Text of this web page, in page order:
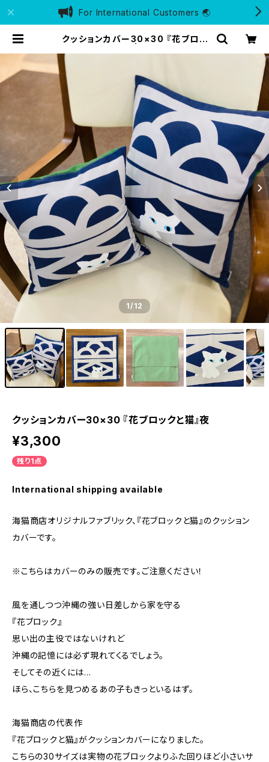
For International Customers 🌏
クッションカバー30×30 『花ブロッ
1/12
クッションカバー30×30 『花ブロックと猫』夜
¥3,300
残り1点
International shipping available
海猫商店オリジナルファブリック、『花ブロックと猫』のクッション
カバーです。
※こちらはカバーのみの販売です。ご注意ください！
風を通しつつ沖縄の強い日差しから家を守る
『花ブロック』
思い出の主役ではないけれど
沖縄の記憶には必ず現れてくるでしょう。
そしてその近くには...
ほら、こちらを見つめるあの子もきっといるはず。
海猫商店の代表作
『花ブロックと猫』がクッションカバーになりました。
こちらの30サイズは実物の花ブロックよりふた回りほど小さいサ